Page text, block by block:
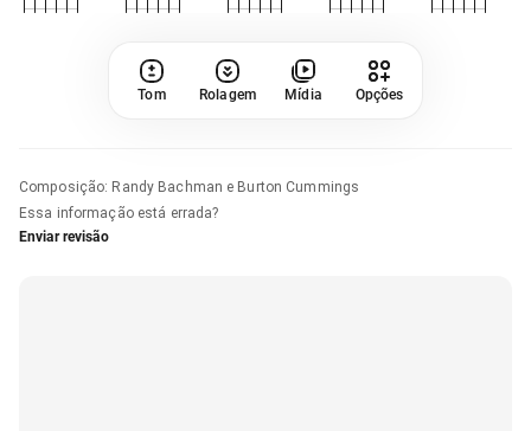
Tom Rolagem Mídia Opções
Composição: Randy Bachman e Burton Cummings
Essa informação está errada?
Enviar revisão